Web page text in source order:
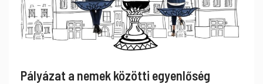
Pályázat a nemek közötti egyenlőség